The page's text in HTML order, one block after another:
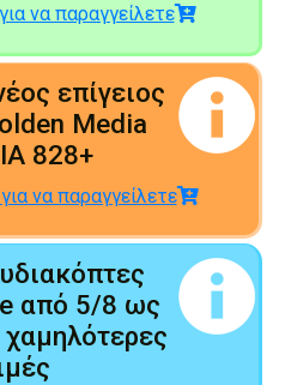
να παραγγείλετε
επίγειος
Media
828+
να παραγγείλετε
από 5/8 ως